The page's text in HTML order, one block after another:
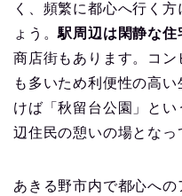
く、頻繁に都心へ行く
ょう。駅周辺は閑静な住
商店街もあります。コ
も多いため利便性の高
けば「秋留台公園」と
辺住民の憩いの場となっ
あきる野市内で都心への